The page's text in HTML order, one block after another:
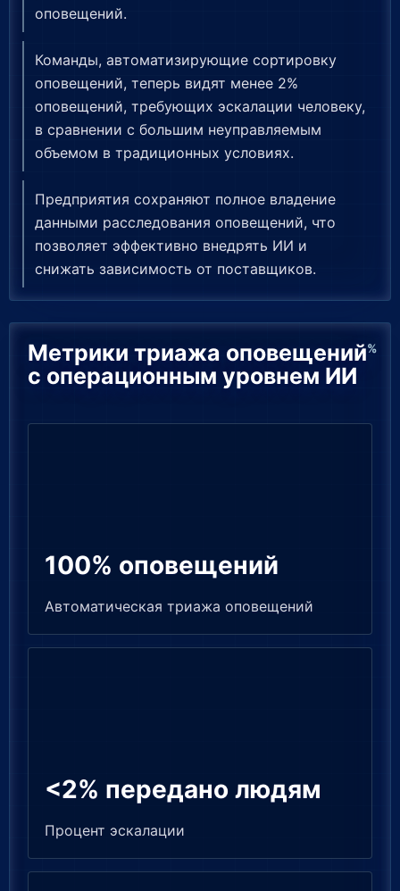
оповещений.
Команды, автоматизирующие сортировку
оповещений, теперь видят менее 2%
оповещений, требующих эскалации человеку,
в сравнении с большим неуправляемым
объемом в традиционных условиях.
Предприятия сохраняют полное владение
данными расследования оповещений, что
позволяет эффективно внедрять ИИ и
снижать зависимость от поставщиков.
Метрики триажа оповещений
с операционным уровнем ИИ
%
100% оповещений
Автоматическая триажа оповещений
<2% передано людям
Процент эскалации